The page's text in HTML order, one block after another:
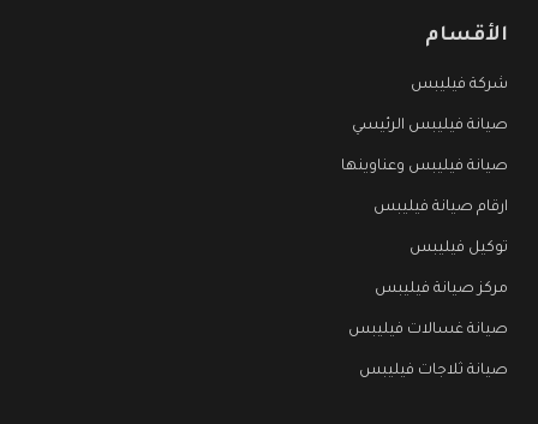
الأقسام
شركة فيليبس
صيانة فيليبس الرئيسي
صيانة فيليبس وعناوينها
ارقام صيانة فيليبس
توكيل فيليبس
مركز صيانة فيليبس
صيانة غسالات فيليبس
صيانة ثلاجات فيليبس